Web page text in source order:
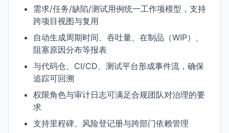
需求/任务/缺陷/测试用例统一工作项模型，支持
跨项目视图与复用
自动生成周期时间、吞吐量、在制品（WIP）、
阻塞原因分布等报表
与代码仓、CI/CD、测试平台形成事件流，确保
追踪可回溯
权限角色与审计日志可满足合规团队对治理的要
求
支持里程碑、风险登记册与跨部门依赖管理